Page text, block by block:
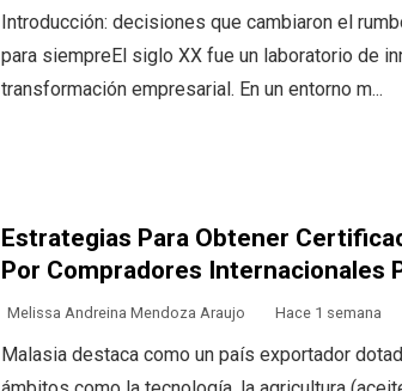
Introducción: decisiones que cambiaron el
para siempreEl siglo XX fue un laboratorio de
transformación empresarial. En un entorno m...
Estrategias Para Obtener
Por Compradores Internacionales
Melissa Andreina Mendoza Araujo Hace 1 semana
Malasia destaca como un país exportador